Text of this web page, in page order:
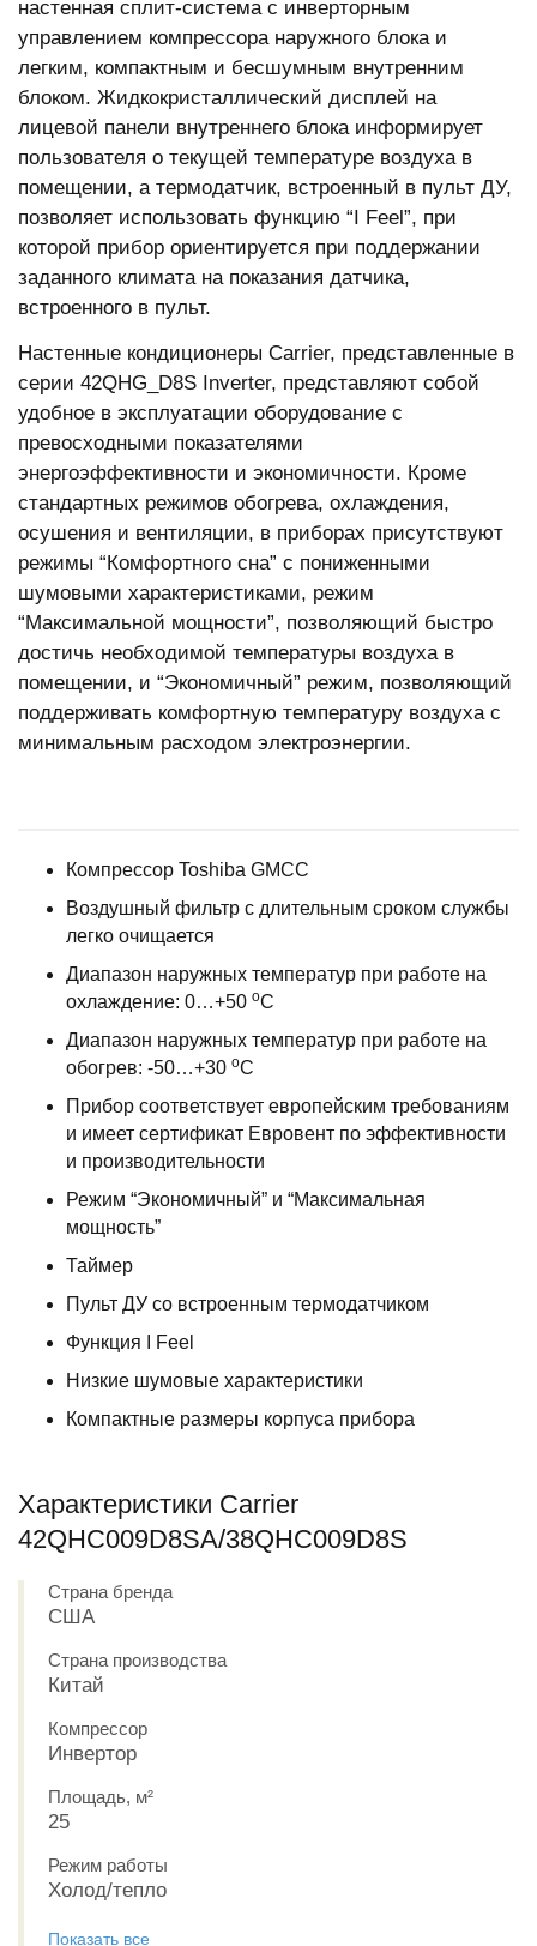
настенная сплит-система с инверторным
управлением компрессора наружного блока и
легким, компактным и бесшумным внутренним
блоком. Жидкокристаллический дисплей на
лицевой панели внутреннего блока информирует
пользователя о текущей температуре воздуха в
помещении, а термодатчик, встроенный в пульт ДУ,
позволяет использовать функцию “I Feel”, при
которой прибор ориентируется при поддержании
заданного климата на показания датчика,
встроенного в пульт.
Настенные кондиционеры Carrier, представленные в
серии 42QHG_D8S Inverter, представляют собой
удобное в эксплуатации оборудование с
превосходными показателями
энергоэффективности и экономичности. Кроме
стандартных режимов обогрева, охлаждения,
осушения и вентиляции, в приборах присутствуют
режимы “Комфортного сна” с пониженными
шумовыми характеристиками, режим
“Максимальной мощности”, позволяющий быстро
достичь необходимой температуры воздуха в
помещении, и “Экономичный” режим, позволяющий
поддерживать комфортную температуру воздуха с
минимальным расходом электроэнергии.
Компрессор Toshiba GMCC
Воздушный фильтр с длительным сроком службы
легко очищается
Диапазон наружных температур при работе на
охлаждение: 0…+50 оС
Диапазон наружных температур при работе на
обогрев: -50…+30 оС
Прибор соответствует европейским требованиям
и имеет сертификат Евровент по эффективности
и производительности
Режим “Экономичный” и “Максимальная
мощность”
Таймер
Пульт ДУ со встроенным термодатчиком
Функция I Feel
Низкие шумовые характеристики
Компактные размеры корпуса прибора
Характеристики Carrier
42QHC009D8SA/38QHC009D8S
Страна бренда
США
Страна производства
Китай
Компрессор
Инвертор
Площадь, м²
25
Режим работы
Холод/тепло
Показать все